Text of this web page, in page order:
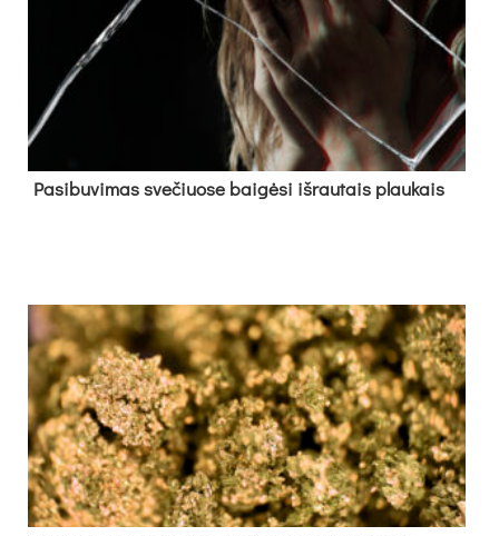
Pa­si­bu­vi­mas sve­čiuo­se bai­gė­si iš­rau­tais plau­kais